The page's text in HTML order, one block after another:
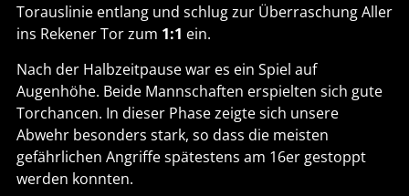
Torauslinie entlang und schlug zur Überraschung Aller
ins Rekener Tor zum 1:1 ein.
Nach der Halbzeitpause war es ein Spiel auf
Augenhöhe. Beide Mannschaften erspielten sich gute
Torchancen. In dieser Phase zeigte sich unsere
Abwehr besonders stark, so dass die meisten
gefährlichen Angriffe spätestens am 16er gestoppt
werden konnten.